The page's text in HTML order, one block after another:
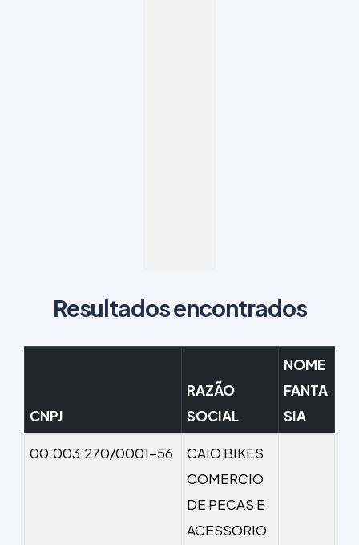
Resultados encontrados
CNPJ
RAZÃO
SOCIAL
NOME
FANTA
SIA
00.003.270/0001-56
CAIO BIKES
COMERCIO
DE PECAS E
ACESSORIO